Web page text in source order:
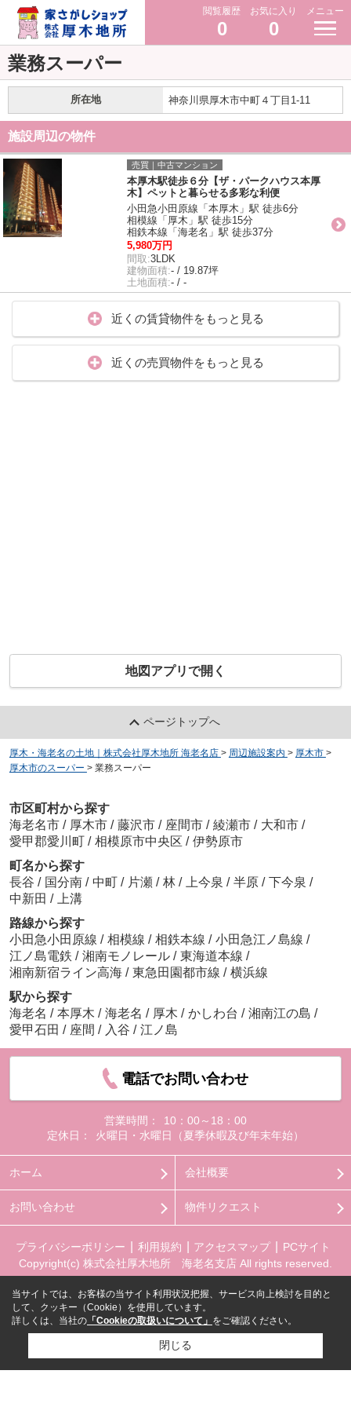
閲覧履歴
0
お気に入り
0
メニュー
業務スーパー
所在地 神奈川県厚木市中町４丁目1-11
施設周辺の物件
売買｜中古マンション
本厚木駅徒歩６分【ザ・パークハウス本厚
木】ペットと暮らせる多彩な利便
小田急小田原線「本厚木」駅 徒歩6分
相模線「厚木」駅 徒歩15分
相鉄本線「海老名」駅 徒歩37分
5,980万円
間取:3LDK
建物面積:- / 19.87坪
土地面積:- / -
近くの賃貸物件をもっと見る
近くの売買物件をもっと見る
地図アプリで開く
ページトップへ
厚木・海老名の土地｜株式会社厚木地所 海老名店 > 周辺施設案内 > 厚木市 >
厚木市のスーパー > 業務スーパー
市区町村から探す
海老名市 / 厚木市 / 藤沢市 / 座間市 / 綾瀬市 / 大和市 /
愛甲郡愛川町 / 相模原市中央区 / 伊勢原市
町名から探す
長谷 / 国分南 / 中町 / 片瀬 / 林 / 上今泉 / 半原 / 下今泉 /
中新田 /
上溝
路線から探す
小田急小田原線 / 相模線 / 相鉄本線 / 小田急江ノ島線 /
江ノ島電鉄 / 湘南モノレール / 東海道本線 /
湘南新宿ライン高海 / 東急田園都市線 / 横浜線
駅から探す
海老名 / 本厚木 / 海老名 / 厚木 / かしわ台 / 湘南江の島 /
愛甲石田 / 座間 / 入谷 / 江ノ島
電話でお問い合わせ
営業時間：
10：00～18：00
定休日：
火曜日・水曜日（夏季休暇及び年末年始）
ホーム 会社概要
お問い合わせ 物件リクエスト
プライバシーポリシー 利用規約 アクセスマップ
PCサイト
Copyright(c) 株式会社厚木地所 海老名支店 All rights reserved.
当サイトでは、お客様の当サイト利用状況把握、サービス向上検討を目的と
して、クッキー（Cookie）を使用しています。
詳しくは、当社の 「Cookieの取扱いについて」 をご確認ください。
閉じる